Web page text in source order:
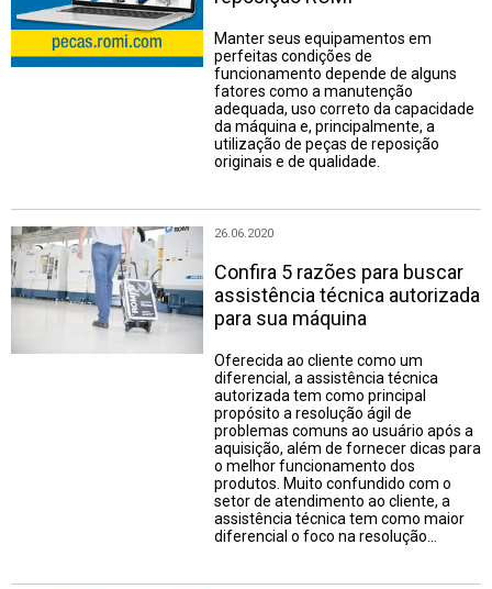
Manter seus equipamentos em
perfeitas condições de
funcionamento depende de alguns
fatores como a manutenção
adequada, uso correto da capacidade
da máquina e, principalmente, a
utilização de peças de reposição
originais e de qualidade.
26.06.2020
Confira 5 razões para buscar
assistência técnica autorizada
para sua máquina
Oferecida ao cliente como um
diferencial, a assistência técnica
autorizada tem como principal
propósito a resolução ágil de
problemas comuns ao usuário após a
aquisição, além de fornecer dicas para
o melhor funcionamento dos
produtos. Muito confundido com o
setor de atendimento ao cliente, a
assistência técnica tem como maior
diferencial o foco na resolução…